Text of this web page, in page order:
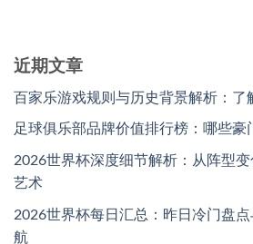
近期文章
百家乐游戏规则与历史背景解析：了
足球俱乐部品牌价值排行榜：哪些豪
2026世界杯深度细节解析：从阵型
艺术
2026世界杯每日汇总：昨日冷门盘
航